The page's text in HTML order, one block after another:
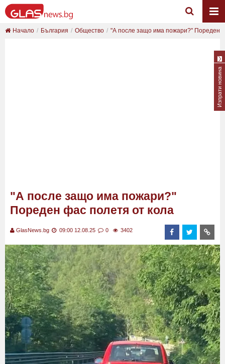
Начало България Общество "А после защо има пожари?" Пореден
"А после защо има пожари?"
Пореден фас полетя от кола
GlasNews.bg 09:00 12.08.25 0 3402
Изпрати новина